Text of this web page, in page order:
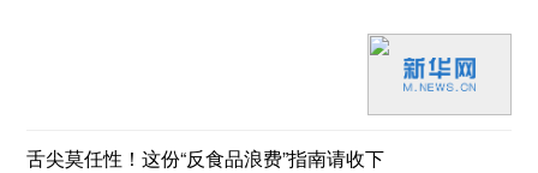
舌尖莫任性！这份“反食品浪费”指南请收下